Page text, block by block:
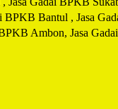
Bantul , Jasa
Ambon, Jasa